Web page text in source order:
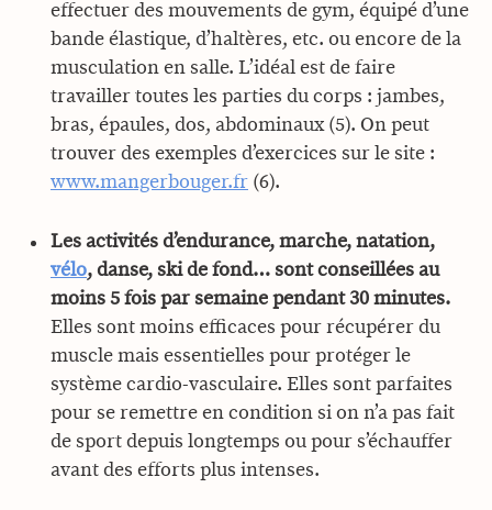
effectuer des mouvements de gym, équipé d’une
bande élastique, d’haltères, etc. ou encore de la
musculation en salle. L’idéal est de faire
travailler toutes les parties du corps : jambes,
bras, épaules, dos, abdominaux (5). On peut
trouver des exemples d’exercices sur le site :
www.mangerbouger.fr (6).
Les activités d’endurance, marche, natation,
vélo, danse, ski de fond… sont conseillées au
moins 5 fois par semaine pendant 30 minutes.
Elles sont moins efficaces pour récupérer du
muscle mais essentielles pour protéger le
système cardio-vasculaire. Elles sont parfaites
pour se remettre en condition si on n’a pas fait
de sport depuis longtemps ou pour s’échauffer
avant des efforts plus intenses.